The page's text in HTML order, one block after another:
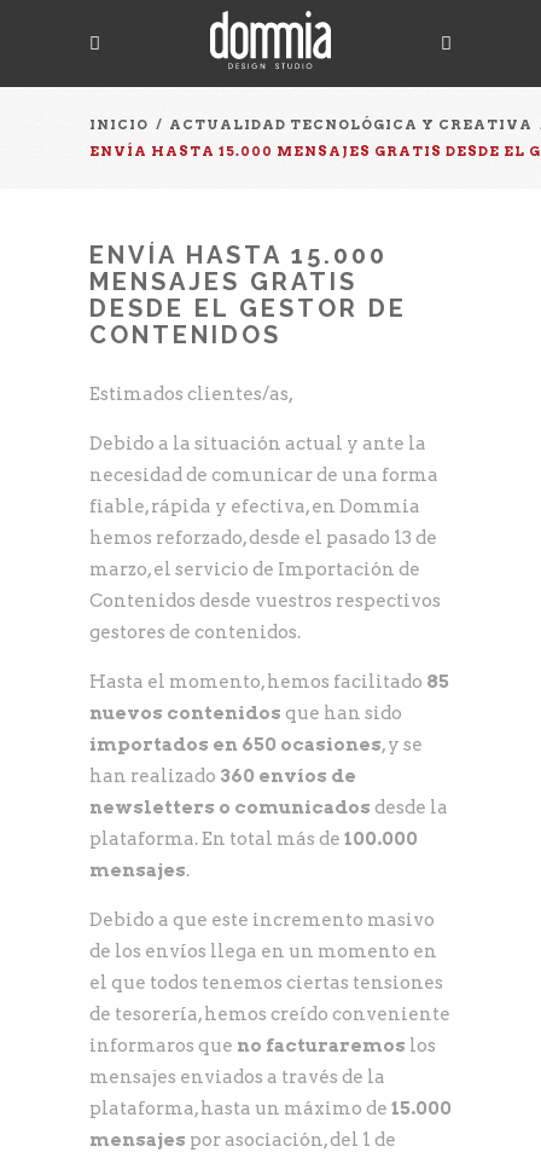
INICIO / ACTUALIDAD TECNOLÓGICA Y CREATIVA
ENVÍA HASTA 15.000 MENSAJES GRATIS DESDE EL
ENVÍA HASTA 15.000
MENSAJES GRATIS
DESDE EL GESTOR DE
CONTENIDOS
Estimados clientes/as,
Debido a la situación actual y ante la
necesidad de comunicar de una forma
fiable, rápida y efectiva, en Dommia
hemos reforzado, desde el pasado 13 de
marzo, el servicio de Importación de
Contenidos desde vuestros respectivos
gestores de contenidos.
Hasta el momento, hemos facilitado 85
nuevos contenidos que han sido
importados en 650 ocasiones, y se
han realizado 360 envíos de
newsletters o comunicados desde la
plataforma. En total más de 100.000
mensajes.
Debido a que este incremento masivo
de los envíos llega en un momento en
el que todos tenemos ciertas tensiones
de tesorería, hemos creído conveniente
informaros que no facturaremos los
mensajes enviados a través de la
plataforma, hasta un máximo de 15.000
mensajes por asociación, del 1 de